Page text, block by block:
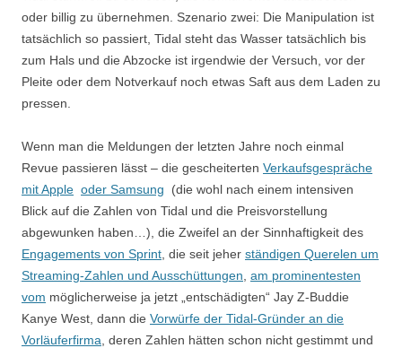
oder billig zu übernehmen. Szenario zwei: Die Manipulation ist
tatsächlich so passiert, Tidal steht das Wasser tatsächlich bis
zum Hals und die Abzocke ist irgendwie der Versuch, vor der
Pleite oder dem Notverkauf noch etwas Saft aus dem Laden zu
pressen.
Wenn man die Meldungen der letzten Jahre noch einmal
Revue passieren lässt – die gescheiterten Verkaufsgespräche
mit Apple oder Samsung (die wohl nach einem intensiven
Blick auf die Zahlen von Tidal und die Preisvorstellung
abgewunken haben…), die Zweifel an der Sinnhaftigkeit des
Engagements von Sprint , die seit jeher ständigen Querelen um
Streaming-Zahlen und Ausschüttungen am prominentesten
vom möglicherweise ja jetzt „entschädigten“ Jay Z-Buddie
Kanye West, dann die Vorwürfe der Tidal-Gründer an die
Vorläuferfirma , deren Zahlen hätten schon nicht gestimmt und